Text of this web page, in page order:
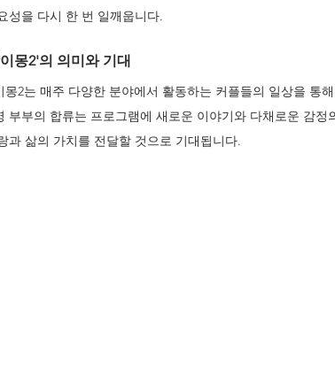
성을 다시 한 번 일깨웁니다.
몽2'의 의미와 기대
몽2는 매주 다양한 분야에서 활동하는 커플들의 일상을 통
부부의 합류는 프로그램에 새로운 이야기와 다채로운 감
과 삶의 가치를 전달할 것으로 기대됩니다.